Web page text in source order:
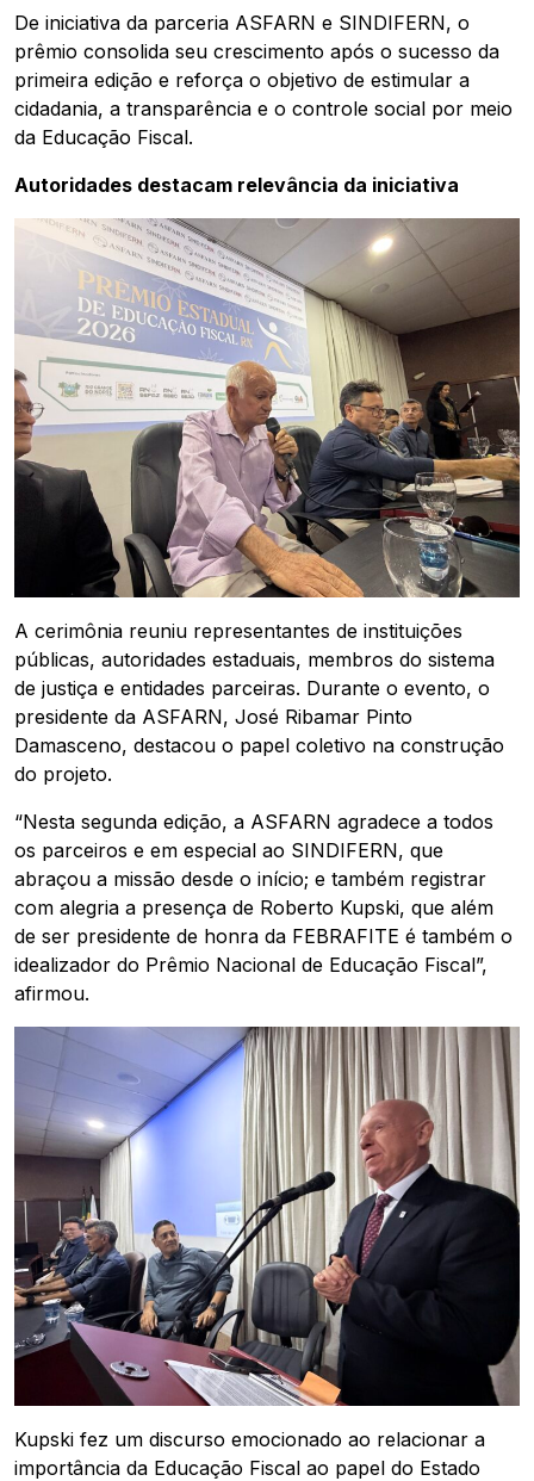
De iniciativa da parceria ASFARN e SINDIFERN, o
prêmio consolida seu crescimento após o sucesso da
primeira edição e reforça o objetivo de estimular a
cidadania, a transparência e o controle social por meio
da Educação Fiscal.
Autoridades destacam relevância da iniciativa
A cerimônia reuniu representantes de instituições
públicas, autoridades estaduais, membros do sistema
de justiça e entidades parceiras. Durante o evento, o
presidente da ASFARN, José Ribamar Pinto
Damasceno, destacou o papel coletivo na construção
do projeto.
“Nesta segunda edição, a ASFARN agradece a todos
os parceiros e em especial ao SINDIFERN, que
abraçou a missão desde o início; e também registrar
com alegria a presença de Roberto Kupski, que além
de ser presidente de honra da FEBRAFITE é também o
idealizador do Prêmio Nacional de Educação Fiscal”,
afirmou.
Kupski fez um discurso emocionado ao relacionar a
importância da Educação Fiscal ao papel do Estado